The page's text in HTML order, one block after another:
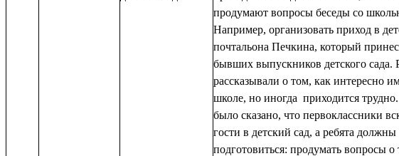
продумают вопросы беседы со
Например, организовать приход в
почтальона Печкина, который
бывших выпускников детского сада.
рассказывали о том, как интересно
школе, но иногда приходится
было сказано, что первоклассники
гости в детский сад, а ребята должны
подготовиться: продумать вопросы